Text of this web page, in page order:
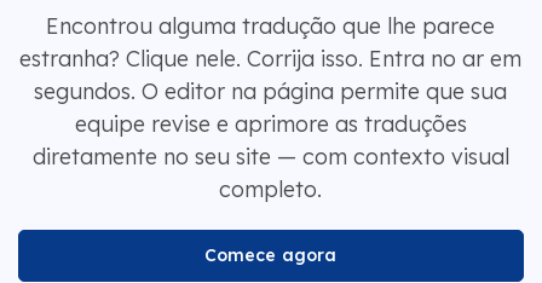
Encontrou alguma tradução que lhe parece
estranha? Clique nele. Corrija isso. Entra no ar em
segundos. O editor na página permite que sua
equipe revise e aprimore as traduções
diretamente no seu site — com contexto visual
completo.
Comece agora